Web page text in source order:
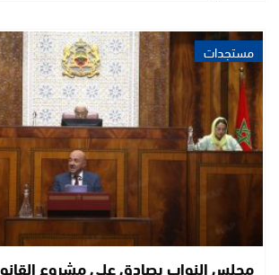
مستجدات
مجلس النواب يصادق على مشروع